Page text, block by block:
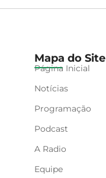
Mapa do Site
Página Inicial
Notícias
Programação
Podcast
A Radio
Equipe